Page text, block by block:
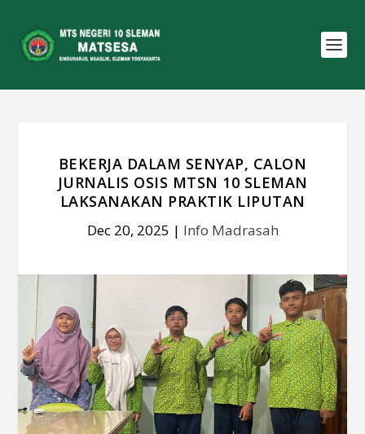
BEKERJA DALAM SENYAP, CALON
JURNALIS OSIS MTSN 10 SLEMAN
LAKSANAKAN PRAKTIK LIPUTAN
Dec 20, 2025 | Info Madrasah